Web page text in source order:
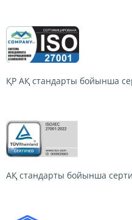
ҚР АҚ стандарты бойынша
АҚ стандарты бойынша